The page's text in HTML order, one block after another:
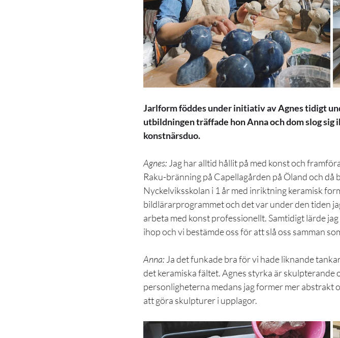
Jarlform föddes under initiativ av Agnes tidigt
utbildningen träffade hon Anna och dom slog sig
konstnärsduo.
Agnes: Jag har alltid hållit på med konst och
Raku-bränning på Capellagården på Öland och då
Nyckelviksskolan i 1 år med inriktning keramisk
bildlärarprogrammet och det var under den tiden
arbeta med konst professionellt. Samtidigt lärde
ihop och vi bestämde oss för att slå oss samman
Anna: Ja det funkade bra för vi hade liknande
det keramiska fältet. Agnes styrka är
personligheterna medans jag former mer abstrakt
att göra skulpturer i upplagor.